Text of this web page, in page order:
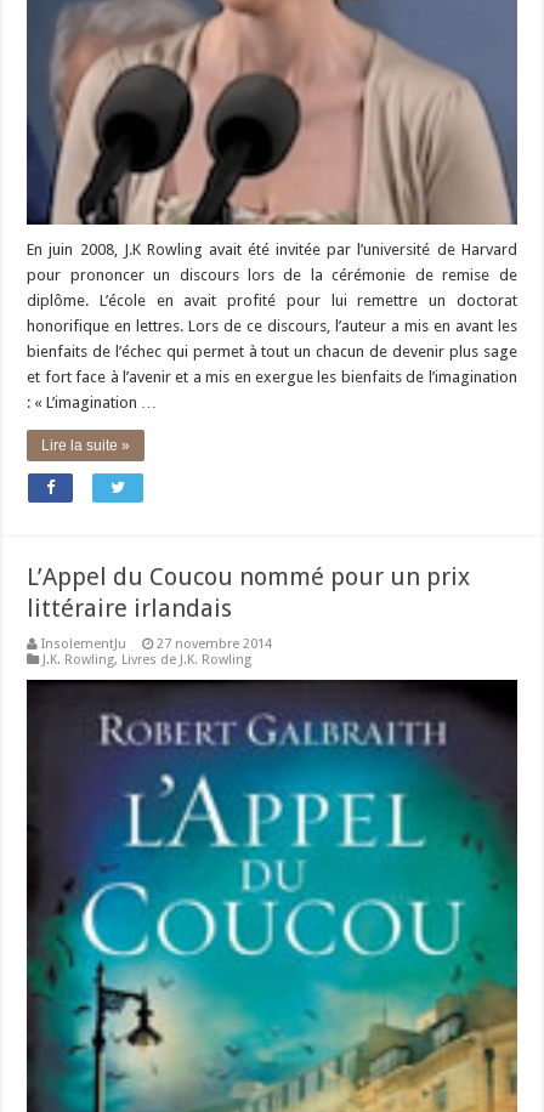
En juin 2008, J.K Rowling avait été invitée par l’université de Harvard
pour prononcer un discours lors de la cérémonie de remise de
diplôme. L’école en avait profité pour lui remettre un doctorat
honorifique en lettres. Lors de ce discours, l’auteur a mis en avant les
bienfaits de l’échec qui permet à tout un chacun de devenir plus sage
et fort face à l’avenir et a mis en exergue les bienfaits de l’imagination
: « L’imagination …
Lire la suite »
L’Appel du Coucou nommé pour un prix
littéraire irlandais
InsolementJu
27 novembre 2014
J.K. Rowling, Livres de J.K. Rowling